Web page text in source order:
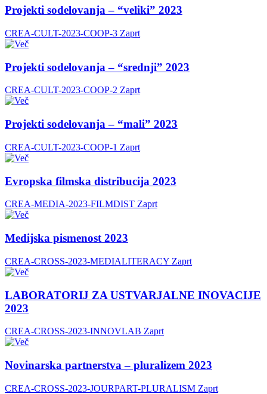
Projekti sodelovanja – “veliki” 2023
CREA-CULT-2023-COOP-3 Zaprt
Projekti sodelovanja – “srednji” 2023
CREA-CULT-2023-COOP-2 Zaprt
Projekti sodelovanja – “mali” 2023
CREA-CULT-2023-COOP-1 Zaprt
Evropska filmska distribucija 2023
CREA-MEDIA-2023-FILMDIST Zaprt
Medijska pismenost 2023
CREA-CROSS-2023-MEDIALITERACY Zaprt
LABORATORIJ ZA USTVARJALNE INOVACIJE
2023
CREA-CROSS-2023-INNOVLAB Zaprt
Novinarska partnerstva – pluralizem 2023
CREA-CROSS-2023-JOURPART-PLURALISM Zaprt